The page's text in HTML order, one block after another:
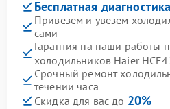
Бесплатная диагностика
Привезем и увезем
сами
Гарантия на наши работы
холодильников Haier
Срочный ремонт
течении часа
Скидка для вас до 20%